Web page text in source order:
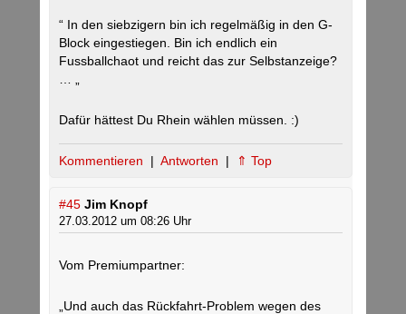
“ In den siebzigern bin ich regelmäßig in den G-
Block eingestiegen. Bin ich endlich ein
Fussballchaot und reicht das zur Selbstanzeige?
Dafür hättest Du Rhein wählen müssen. :)
Kommentieren | Antworten | ⇑ Top
#45 Jim Knopf
27.03.2012 um 08:26 Uhr
Vom Premiumpartner:
„Und auch das Rückfahrt-Problem wegen des